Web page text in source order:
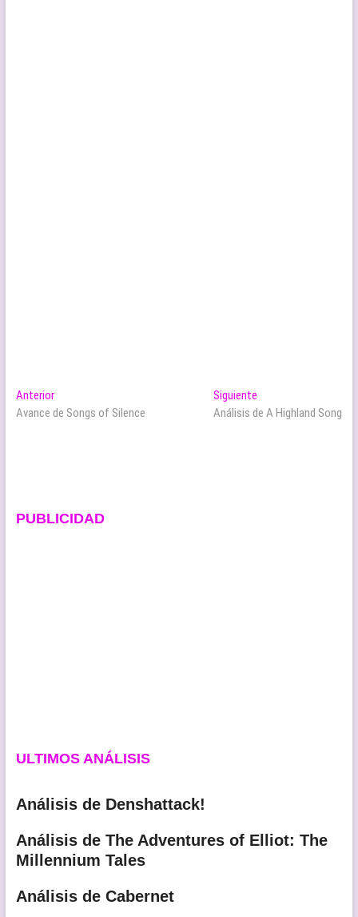
Navegación
de
AnteriorEntrada
anterior:
Avance de Songs of Silence
Siguiente
siguiente:
Análisis de A Highland Song
PUBLICIDAD
ULTIMOS ANÁLISIS
Análisis de Denshattack!
Análisis de The Adventures of Elliot: The
Millennium Tales
Análisis de Cabernet